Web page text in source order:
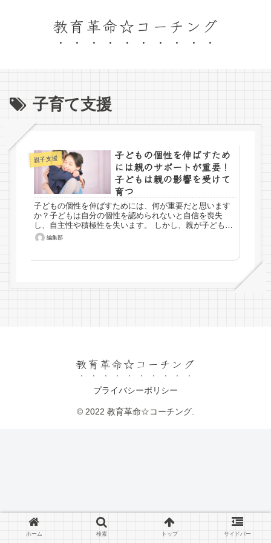
教育革命☆コーチング
子育て支援
親子支援
子どもの個性を伸ばすため
には親のサポートが重要！
子どもは親の影響を受けて
育つ
子どもの個性を伸ばすためには、何が重要だと思います
か？子どもは自分の個性を認められないと自信を喪失
し、自主性や積極性を失います。 しかし、親が子どもの
個性を認めるというのは容易ではありません。子どもの
編集部
教育革命☆コーチング
プライバシーポリシー
© 2022 教育革命☆コーチング.
ホーム 検索 トップ サイドバー